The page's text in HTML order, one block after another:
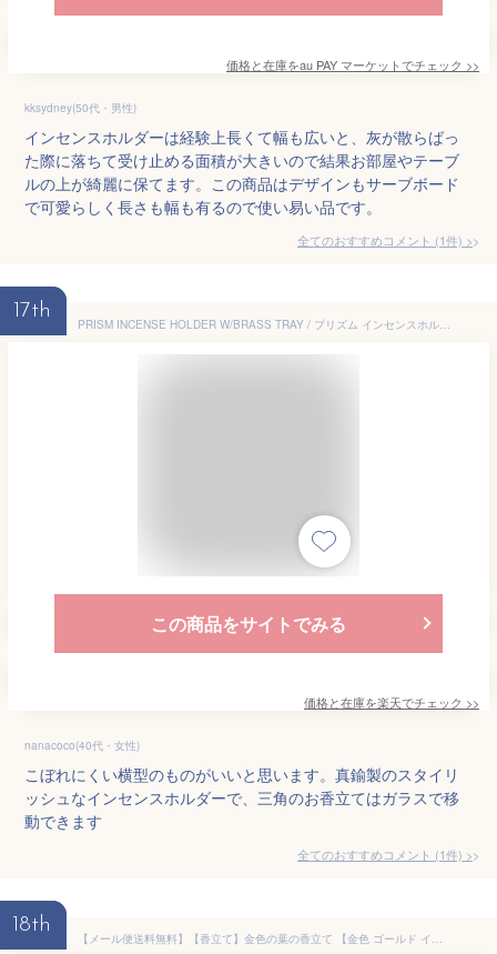
価格と在庫をau PAY マーケットでチェック >>
kksydney(50代・男性)
インセンスホルダーは経験上長くて幅も広いと、灰が散らばっ
た際に落ちて受け止める面積が大きいので結果お部屋やテーブ
ルの上が綺麗に保てます。この商品はデザインもサーブボード
で可愛らしく長さも幅も有るので使い易い品です。
全てのおすすめコメント (1件) >
17th
PRISM INCENSE HOLDER W/BRASS TRAY / プリズム インセンスホルダー [ ブラストレー ] PUEBCO プエブコ真鍮 インセンスホルダー お香立て スティックタイプ インセンススタンド 金属 BRASS
この商品をサイトでみる
価格と在庫を楽天でチェック >>
nanacoco(40代・女性)
こぼれにくい横型のものがいいと思います。真鍮製のスタイリ
ッシュなインセンスホルダーで、三角のお香立てはガラスで移
動できます
全てのおすすめコメント (1件) >
18th
【メール便送料無料】【香立て】金色の葉の香立て 【金色 ゴールド インセンスホルダー スタンド】